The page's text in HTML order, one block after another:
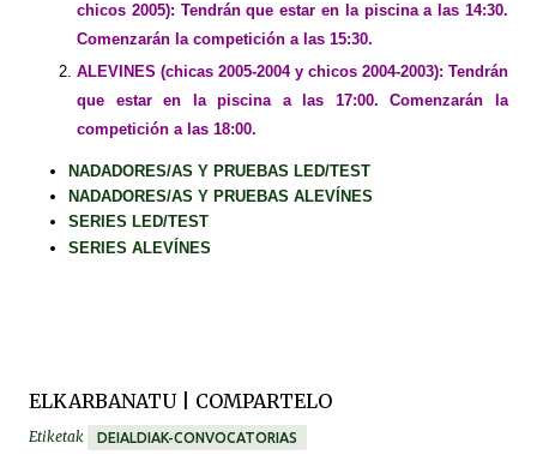
chicos 2005): Tendrán que estar en la piscina a las 14:30.
Comenzarán la competición a las 15:30.
ALEVINES (chicas 2005-2004 y chicos 2004-2003): Tendrán
que estar en la piscina a las 17:00. Comenzarán la
competición a las 18:00.
NADADORES/AS Y PRUEBAS LED/TEST
NADADORES/AS Y PRUEBAS ALEVÍNES
SERIES LED/TEST
SERIES ALEVÍNES
ELKARBANATU | COMPARTELO
Etiketak DEIALDIAK-CONVOCATORIAS